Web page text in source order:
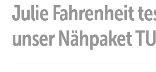
Julie Fahrenheit
unser Nähpaket